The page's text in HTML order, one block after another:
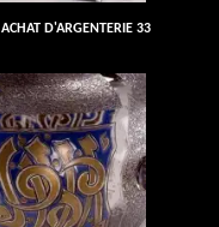
ACHAT D'ARGENTERIE 33